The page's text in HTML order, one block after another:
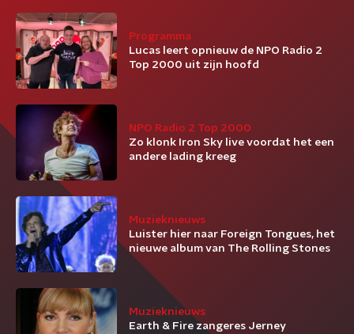
Programma
Lucas leert opnieuw de NPO Radio 2
Top 2000 uit zijn hoofd
NPO Radio 2 Top 2000
Zo klonk Iron Sky live voordat het een
andere lading kreeg
Muzieknieuws
Luister hier naar Foreign Tongues, het
nieuwe album van The Rolling Stones
Muzieknieuws
Earth & Fire zangeres Jerney